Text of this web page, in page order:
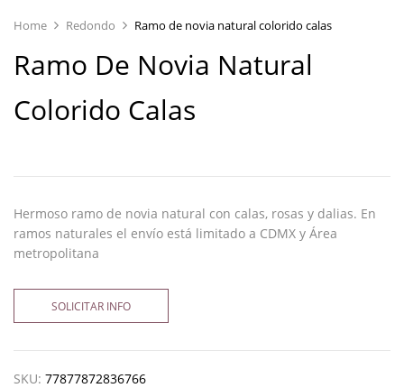
Home Redondo Ramo de novia natural colorido calas
Ramo De Novia Natural
Colorido Calas
Hermoso ramo de novia natural con calas, rosas y dalias. En
ramos naturales el envío está limitado a CDMX y Área
metropolitana
SOLICITAR INFO
SKU: 77877872836766